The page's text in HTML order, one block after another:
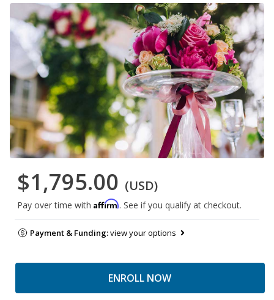
$1,795.00 (USD)
Pay over time with Affirm. See if you qualify at checkout.
Payment & Funding:view your options
ENROLL NOW